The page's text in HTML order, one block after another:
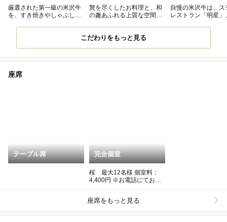
厳選された第一級の米沢牛
を、すき焼きやしゃぶしゃ
贅を尽くしたお料理と、和
の趣あふれる上質な空間で
自慢の米沢牛は、ス
レストラン「明星」
こだわりをもっと見る
座席
テーブル席 完全個室
桜 最大12名様 個室料：
4,400円 ※お電話にてお問
座席をもっと見る